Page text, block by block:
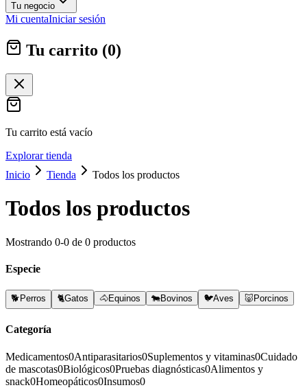
Tu negocio
Mi cuentaIniciar sesión
Tu carrito (0)
Tu carrito está vacío
Explorar tienda
Inicio
Tienda Todos los productos
Todos los productos
Mostrando 0-0 de 0 productos
Especie
🐕 Perros 🐈Gatos 🐴Equinos 🐄Bovinos 🐦Aves 🐷 Porcinos
Categoría
Medicamentos0Antiparasitarios0Suplementos y vitaminas0Cuidado
de mascotas0Biológicos0Pruebas diagnósticas0Alimentos y
snack0Homeopáticos0Insumos0